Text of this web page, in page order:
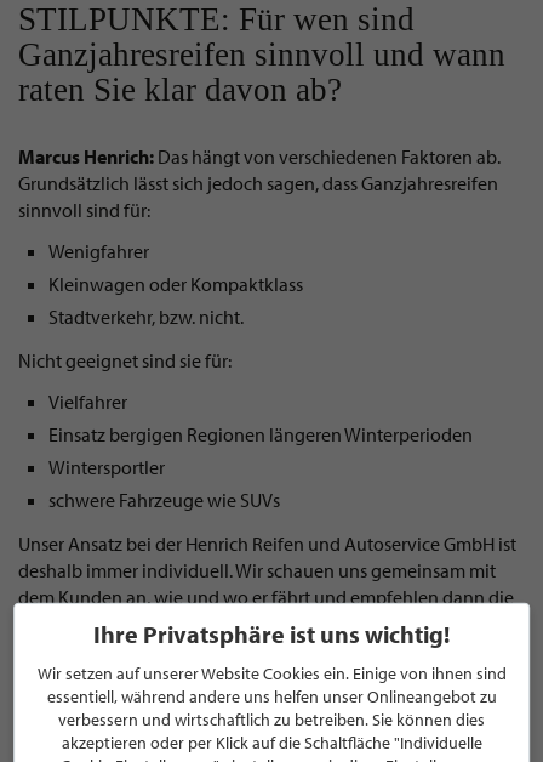
STILPUNKTE: Für wen sind
Ganzjahresreifen sinnvoll und wann
raten Sie klar davon ab?
Marcus Henrich: Das hängt von verschiedenen Faktoren ab.
Grundsätzlich lässt sich jedoch sagen, dass Ganzjahresreifen
sinnvoll sind für:
Wenigfahrer
Kleinwagen oder Kompaktklass
Stadtverkehr, bzw. nicht.
Nicht geeignet sind sie für:
Vielfahrer
Einsatz bergigen Regionen längeren Winterperioden
Wintersportler
schwere Fahrzeuge wie SUVs
Unser Ansatz bei der Henrich Reifen und Autoservice GmbH ist
deshalb immer individuell. Wir schauen uns gemeinsam mit
dem Kunden an, wie und wo er fährt und empfehlen dann die
passende Lösung. Denn für uns gilt immer: Der richtige Reifen
ist keine Preisfrage, sondern eine Frage von Sicherheit und
Vertrauen.
von Christina Brinkmann
Veröffentlicht am 15. April 2026
Ihre Privatsphäre ist uns wichtig!
Wir setzen auf unserer Website Cookies ein. Einige von ihnen sind
essentiell, während andere uns helfen unser Onlineangebot zu
verbessern und wirtschaftlich zu betreiben. Sie können dies
akzeptieren oder per Klick auf die Schaltfläche "Individuelle